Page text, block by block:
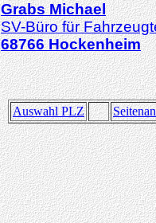
Grabs Michael
SV-Büro für
68766 Hockenheim
Auswahl PLZ